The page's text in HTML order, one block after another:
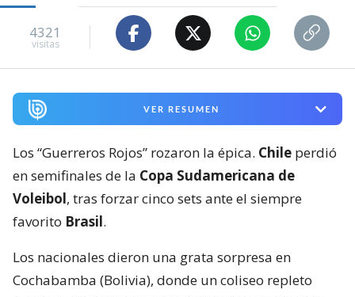
4321
visitas
VER RESUMEN
Los “Guerreros Rojos” rozaron la épica. Chile perdió
en semifinales de la Copa Sudamericana de
Voleibol, tras forzar cinco sets ante el siempre
favorito Brasil.
Los nacionales dieron una grata sorpresa en
Cochabamba (Bolivia), donde un coliseo repleto